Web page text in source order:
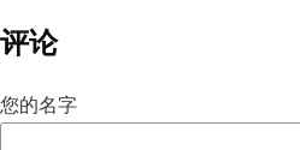
评论
您的名字